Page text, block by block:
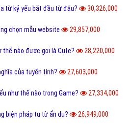
từ kỷ yếu bắt đầu từ đâu? 30,326,000
chọn mẫu website 29,857,000
thế nào được gọi là Cute? 28,220,000
của tuyến tính? 27,603,000
như thế nào trong Game? 27,334,000
biện pháp tu từ ẩn dụ? 26,949,000